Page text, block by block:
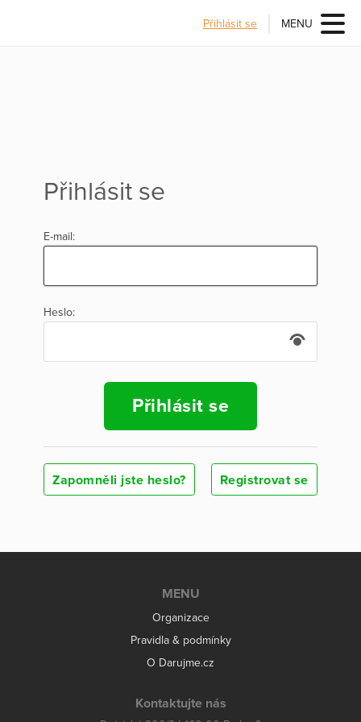
Přihlásit se MENU
Přihlásit se
E-mail:
Heslo:
Přihlásit se
Zapomněli jste heslo? Registrovat se
MENU
Organizace
Pravidla & podmínky
O Darujme.cz
Kontaktujte nás